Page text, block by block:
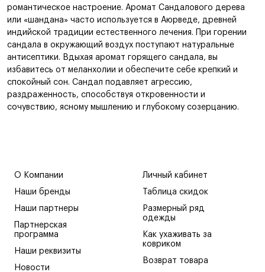
романтическое настроение. Аромат Сандалового дерева
или «шандана» часто используется в Аюрведе, древней
индийской традиции естественного лечения. При горении
сандала в окружающий воздух поступают натуральные
антисептики. Вдыхая аромат горящего сандала, вы
избавитесь от меланхолии и обеспечите себе крепкий и
спокойный сон. Сандал подавляет агрессию,
раздраженность, способствуя откровенности и
сочувствию, ясному мышлению и глубокому созерцанию.
О Компании
Наши бренды
Наши партнеры
Партнерская
программа
Наши реквизиты
Новости
Личный кабинет
Таблица скидок
Размерный ряд
одежды
Как ухаживать за
ковриком
Возврат товара